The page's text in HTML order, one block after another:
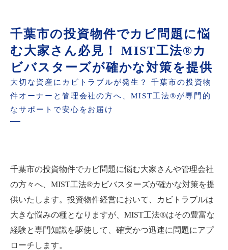
千葉市の投資物件でカビ問題に悩
む大家さん必見！ MIST工法®カ
ビバスターズが確かな対策を提供
大切な資産にカビトラブルが発生？ 千葉市の投資物
件オーナーと管理会社の方へ、MIST工法®が専門的
なサポートで安心をお届け
千葉市の投資物件でカビ問題に悩む大家さんや管理会社
の方々へ、MIST工法®カビバスターズが確かな対策を提
供いたします。投資物件経営において、カビトラブルは
大きな悩みの種となりますが、MIST工法®はその豊富な
経験と専門知識を駆使して、確実かつ迅速に問題にアプ
ローチします。